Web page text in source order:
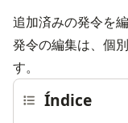
追加済みの発令を
発令の編集は、個
す。
Índice